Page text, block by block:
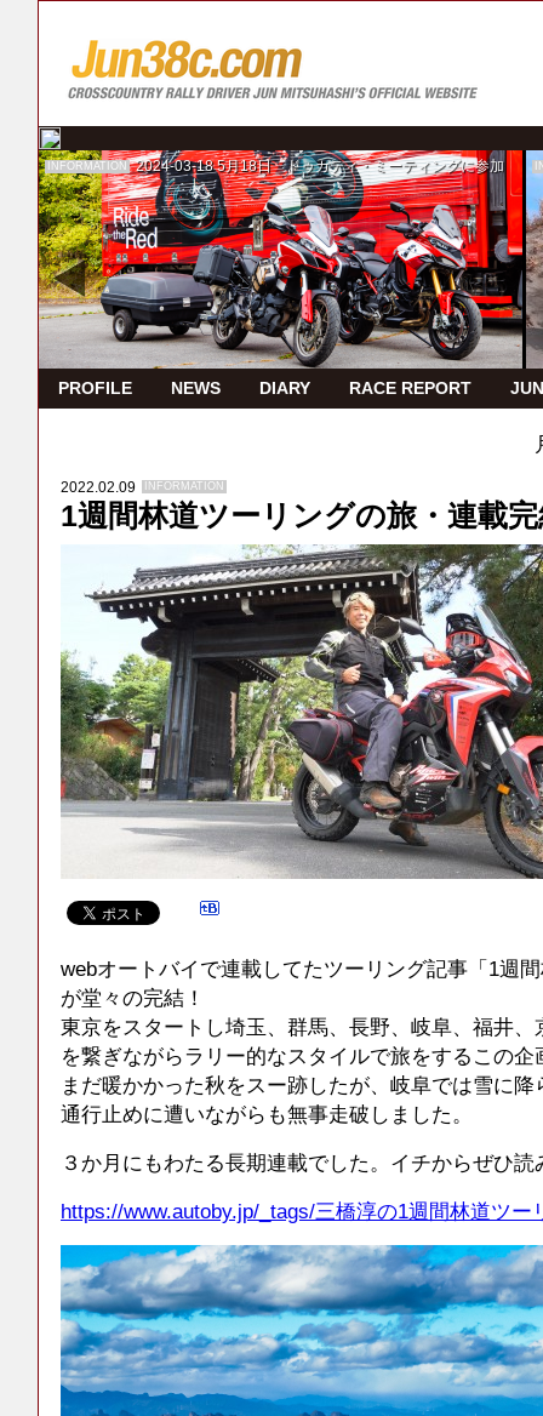
INFORMATION 2024-03-18 5月18日 ドゥカティ・ミーティングに参加
PROFILE NEWS DIARY RACE REPORT
2022.02.09 INFORMATION
1週間林道ツーリングの旅・連載
webオートバイで連載してたツーリング記事「1週
が堂々の完結！
東京をスタートし埼玉、群馬、長野、岐阜、福井
を繋ぎながらラリー的なスタイルで旅をするこの企
まだ暖かかった秋をスー跡したが、岐阜では雪に
通行止めに遭いながらも無事走破しました。
３か月にもわたる長期連載でした。イチからぜひ
https://www.autoby.jp/_tags/三橋淳の1週間林道ツー